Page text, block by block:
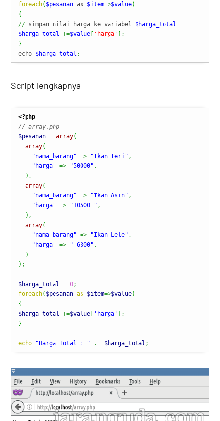
foreach( $pesanan as $item=>$value)
{
// simpan nilai harga ke variabel $harga_total
$harga_total
+=$value 'harga'
;
}
echo $harga_total ;
Script lengkapnya
<?php
// array.php
$pesanan = array(
array(
"nama_barang"
=> "Ikan Teri" ,
"harga"
=> "50000" ,
) ,
array(
"nama_barang"
=> "Ikan Asin" ,
"harga"
=> "10500 " ,
) ,
array(
"nama_barang"
=> "Ikan Lele" ,
"harga"
=> " 6300" ,
)
) ;
$harga_total = 0;
foreach( $pesanan as $item=>$value)
{
$harga_total
+=$value 'harga'
;
}
echo "Harga Total : " . $harga_total ;